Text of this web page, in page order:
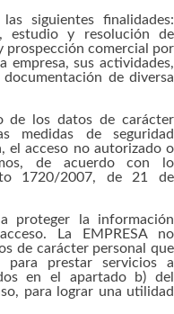
siguientes finalidades:
estudio y resolución de
prospección comercial por
empresa, sus actividades,
de diversa
de los datos de carácter
medidas de seguridad
el acceso no autorizado o
de acuerdo con lo
1720/2007, de 21 de
proteger la información
La EMPRESA no
de carácter personal que
para prestar servicios a
en el apartado b) del
para lograr una utilidad